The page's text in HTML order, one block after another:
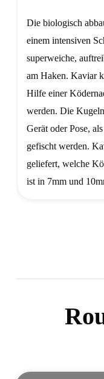
Die biologisch
einem intensiven
superweiche,
am Haken. Kaviar
Hilfe einer
werden. Die
Gerät oder Pose,
gefischt werden.
geliefert, welche
ist in 7mm und